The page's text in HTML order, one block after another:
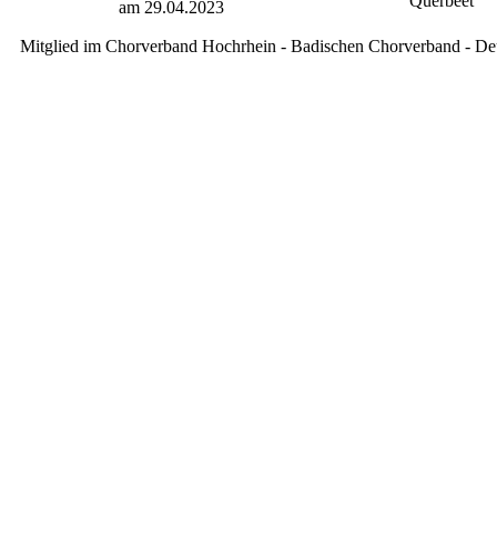
Mitglied im Chorverband Hochrhein - Badischen Chorverband -
am 29.04.2023